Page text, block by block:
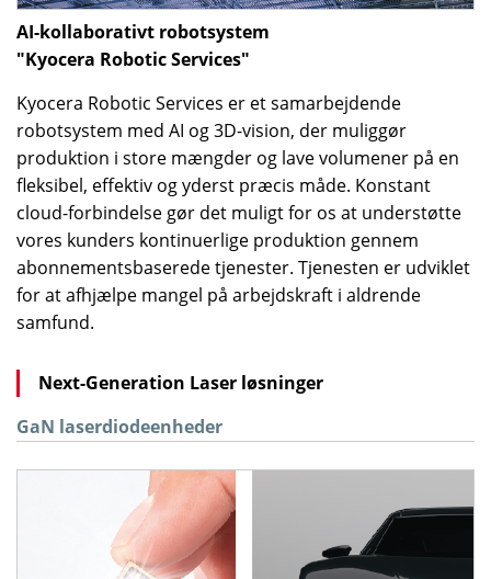
AI-kollaborativt robotsystem
"Kyocera Robotic Services"
Kyocera Robotic Services er et samarbejdende
robotsystem med AI og 3D-vision, der muliggør
produktion i store mængder og lave volumener på en
fleksibel, effektiv og yderst præcis måde. Konstant
cloud-forbindelse gør det muligt for os at understøtte
vores kunders kontinuerlige produktion gennem
abonnementsbaserede tjenester. Tjenesten er udviklet
for at afhjælpe mangel på arbejdskraft i aldrende
samfund.
Next-Generation Laser løsninger
GaN laserdiodeenheder